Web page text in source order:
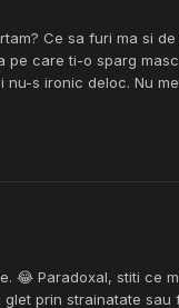
Ce sa furi ma si
care ti-o sparg
s ironic deloc. Nu
😂 Paradoxal, stiti ce
prin strainatate